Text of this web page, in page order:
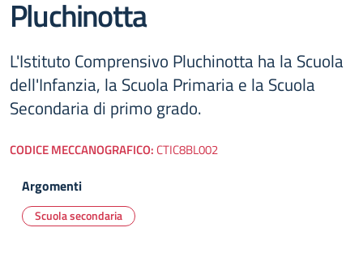
Pluchinotta
L'Istituto Comprensivo Pluchinotta ha la Scuola
dell'Infanzia, la Scuola Primaria e la Scuola
Secondaria di primo grado.
CODICE MECCANOGRAFICO: CTIC8BL002
Argomenti
Scuola secondaria